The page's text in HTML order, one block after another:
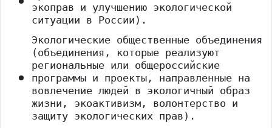
экоправ и улучшению экологической
ситуации в России).
Экологические общественные объединения
(объединения, которые реализуют
региональные или общероссийские
программы и проекты, направленные на
вовлечение людей в экологичный образ
жизни, экоактивизм, волонтерство и
защиту экологических прав).